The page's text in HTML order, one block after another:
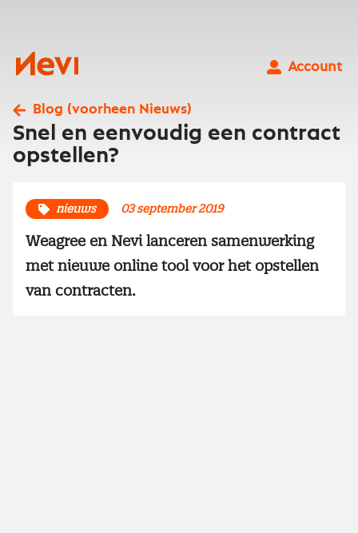
Nevi
Account
Blog (voorheen Nieuws)
Snel en eenvoudig een contract
opstellen?
nieuws 03 september 2019
Weagree en Nevi lanceren samenwerking
met nieuwe online tool voor het opstellen
van contracten.